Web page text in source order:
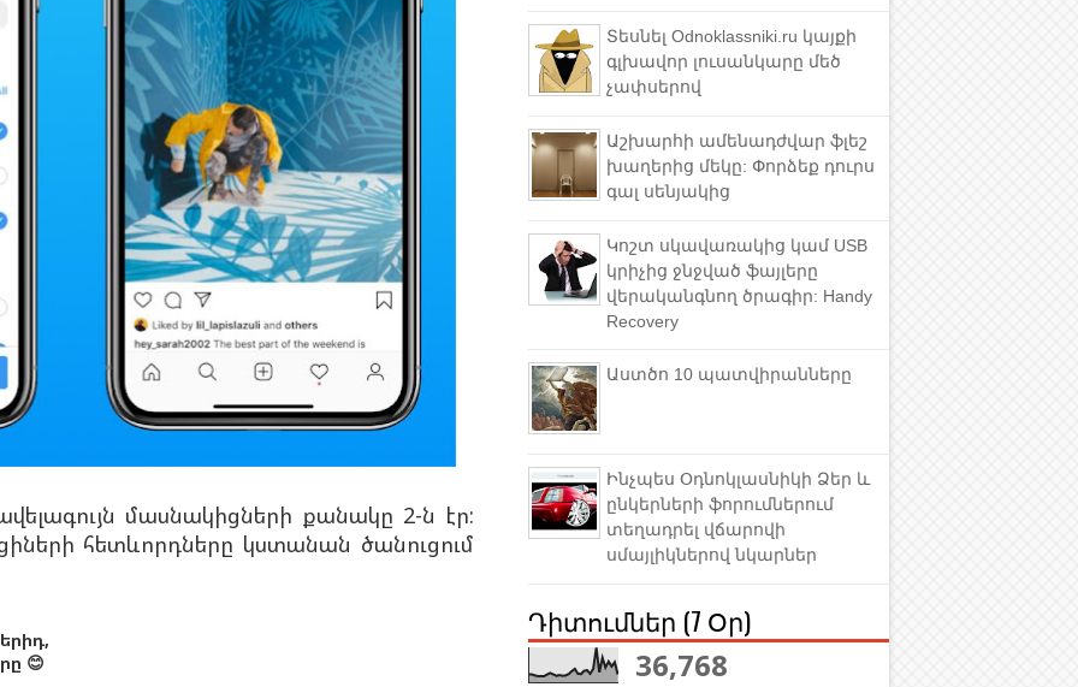
մասնակիցների քանակը 2-ն էր:
հետևորդները կստանան ծանուցում
😊
Տեսնել Odnoklassniki.ru կայքի
գլխավոր լուսանկարը մեծ
չափսերով
Աշխարհի ամենադժվար ֆլեշ
խաղերից մեկը: Փորձեք դուրս
գալ սենյակից
Կոշտ սկավառակից կամ USB
կրիչից ջնջված ֆայլերը
վերականգնող ծրագիր: Handy
Recovery
Աստծո 10 պատվիրանները
Ինչպես Օդնոկլասնիկի Ձեր և
ընկերների ֆորումներում
տեղադրել վճարովի
սմայլիկներով նկարներ
Դիտումներ (7 Օր)
36,768